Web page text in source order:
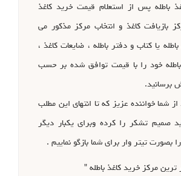
باطله پس از استعلام قیمت خرید کاغذ
بازیافت کاغذ و انتخاب مرکز مذکور می
یا کتاب و دفتر باطله ، ضایعات کاغذ ،
باطله خود را با قیمت توافق شده بر حسب
برسانید.
از شما خواننده عزیز که تا انتهای این مطلب
صمیم تشکر را کرده وبرای یکبار دیگر